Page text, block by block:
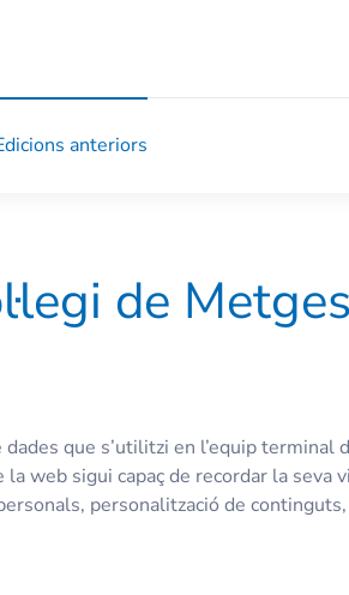
anteriors
de
que s’utilitzi en l’equip terminal
web sigui capaç de recordar la seva
personalització de